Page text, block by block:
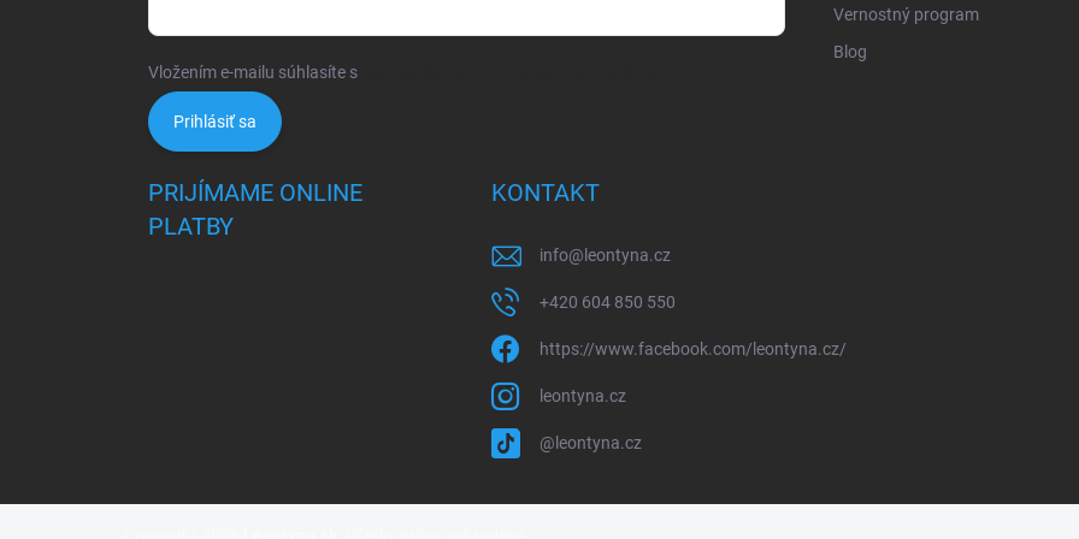
Vložením e-mailu súhlasíte s
Prihlásiť sa
Vernostný program
Blog
PRIJÍMAME ONLINE
PLATBY
KONTAKT
info@ leontyna.cz
+420 604 850 550
https://www.facebook.com/leontyna.cz/
leontyna.cz
@leontyna.cz